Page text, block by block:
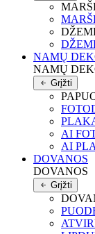
NAMŲ
NAMŲ
Grįžti
AI
AI
DOVANOS
DOVANOS
Grįžti